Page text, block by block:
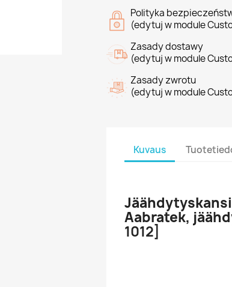
Polityka
(edytuj w module
Zasady dostawy
(edytuj w module
Zasady zwrotu
(edytuj w module
Kuvaus
Aabratek,
1012]